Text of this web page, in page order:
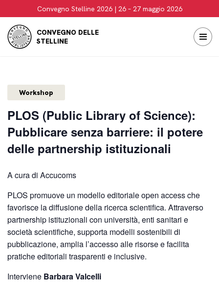
Vai
al
Convegno Stelline 2026 | 26 – 27 maggio 2026
CONVEGNO DELLE
STELLINE
Workshop
PLOS (Public Library of Science):
Pubblicare senza barriere: il potere
delle partnership istituzionali
A cura di Accucoms
PLOS promuove un modello editoriale open access che
favorisce la diffusione della ricerca scientifica. Attraverso
partnership istituzionali con università, enti sanitari e
società scientifiche, supporta modelli sostenibili di
pubblicazione, amplia l’accesso alle risorse e facilita
pratiche editoriali trasparenti e inclusive.
Interviene Barbara Valcelli